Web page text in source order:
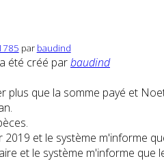
par baudind
a été créé parbaudind
plus que la somme payé et
2019 et le système m'informe
et le système m'informe